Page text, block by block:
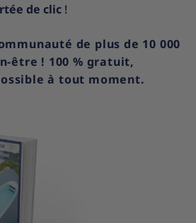
de clic !
de plus de 10 000
être ! 100 % gratuit,
à tout moment.